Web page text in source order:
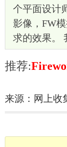
个平面设计
影像，FW
求的效果。
推荐:
来源：网上收